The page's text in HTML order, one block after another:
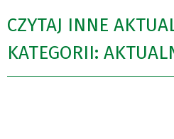
CZYTAJ INNE
KATEGORII: